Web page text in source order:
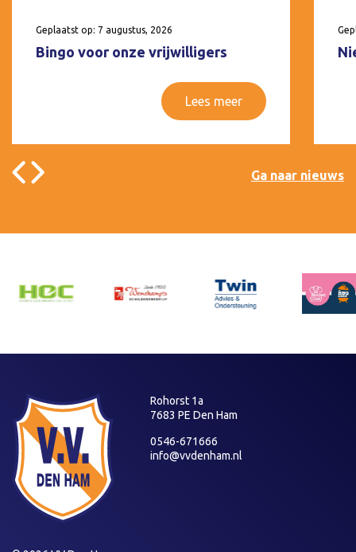
Geplaatst op: 7 augustus, 2026
Bingo voor onze vrijwilligers
Lees meer
Ga naar nieuws
Rohorst 1a
7683 PE Den Ham
0546-671666
info@vvdenham.nl